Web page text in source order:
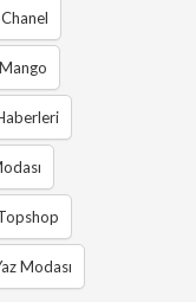
Chanel
Mango
Modası